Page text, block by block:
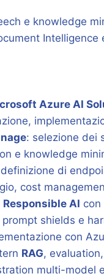
e knowledge
Azure AI
: selezione dei
e knowledge
di
cost
Responsible AI
shields e
con
RAG,
multi-model e